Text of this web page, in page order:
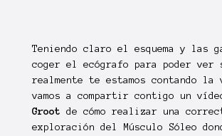
Teniendo claro el esquema y las
coger el ecógrafo para poder ver
realmente te estamos contando la
vamos a compartir contigo un
Groot de cómo realizar una
exploración del Músculo Sóleo